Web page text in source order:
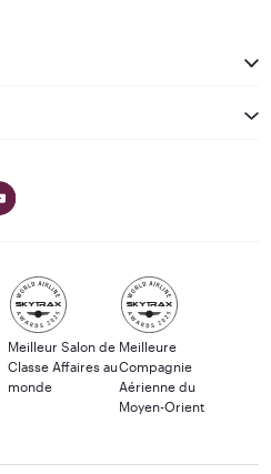
Meilleur Salon de
Classe Affaires au
monde
Meilleure
Compagnie
Aérienne du
Moyen-Orient